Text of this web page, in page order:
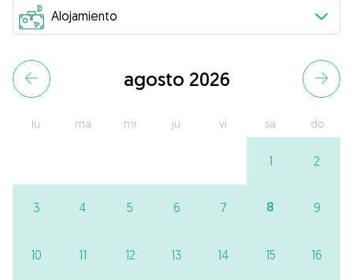
agosto 2026
lu ma mi ju vi sa do
1 2
3 4 5 6 7 8 9
10 11 12 13 14 15 16